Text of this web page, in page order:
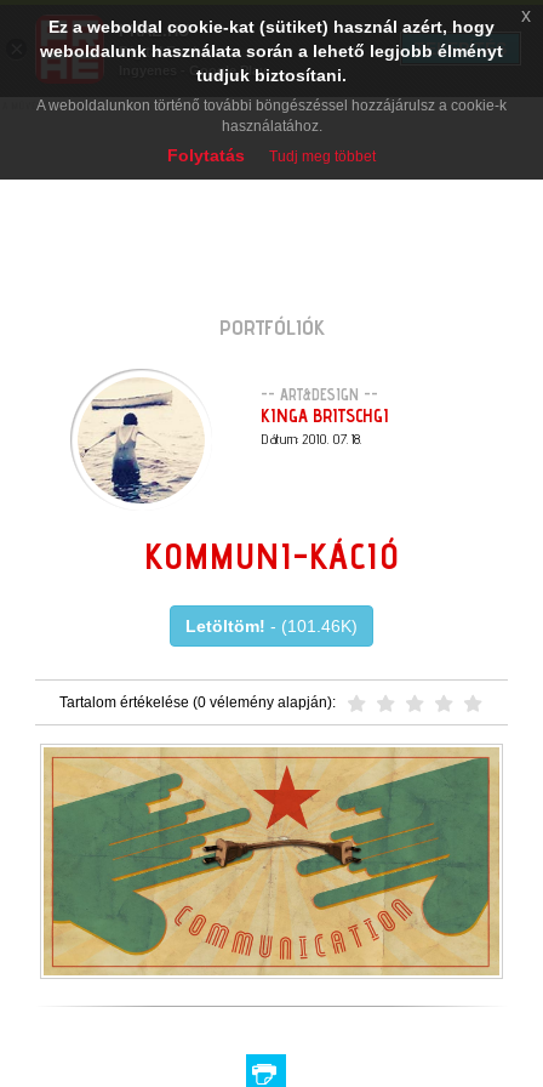
PORTFÓLIÓK
-- ART&DESIGN --
KINGA BRITSCHGI
Dátum: 2010. 07. 18.
KOMMUNI-KÁCIÓ
Letöltöm! - (101.46K)
Tartalom értékelése (0 vélemény alapján):
Ez a weboldal cookie-kat (sütiket) használ azért, hogy
weboldalunk használata során a lehető legjobb élményt
tudjuk biztosítani.
A weboldalunkon történő további böngészéssel hozzájárulsz a cookie-k
használatához.
Folytatás Tudj meg többet
x
PRAE.HU
Digital Evolution
Ingyenes - Google Play
TELEPÍTÉS